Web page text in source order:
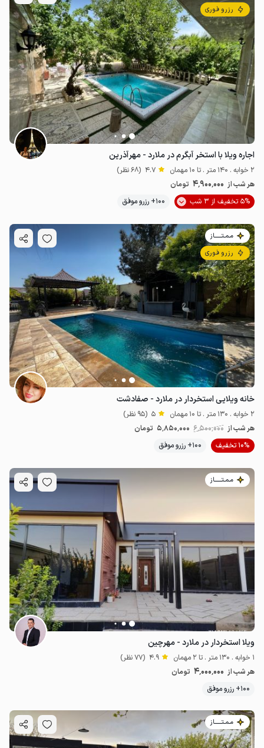
4.9میلیون ت 4.7
رزرو فوری
اجاره ویلا با استخر آبگرم در ملارد - مهرآذرین
2 خوابه . 140 متر . تا 10 مهمان 4.7 (68 نظر)
هر شب از 4٬900٬000 تومان
5% تخفیف از 3 شب
100+ رزرو موفق
مـمـتــــــاز
رزرو فوری
خانه ویلایی استخردار در ملارد - صفادشت
2 خوابه . 130 متر . تا 10 مهمان 5 (95 نظر)
هر شب از 6٬500٬000 5٬850٬000 تومان
10% تخفیف
100+ رزرو موفق
مـمـتــــــاز
ویلا استخردار در ملارد - مهرچین
1 خوابه . 130 متر . تا 2 مهمان 4.9 (77 نظر)
هر شب از 4٬000٬000 تومان
100+ رزرو موفق
مـمـتــــــاز